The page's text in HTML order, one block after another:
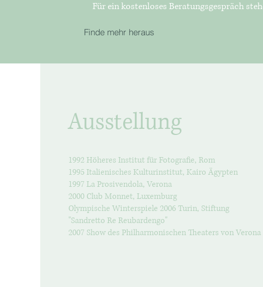
Für ein kostenloses Beratungsgespräch
Finde mehr heraus
Ausstellung
1992 Höheres Institut für Fotografie, Rom
1995 Italienisches Kulturinstitut, Kairo Ägypten
1997 La Prosivendola, Verona
2000 Club Monnet, Luxemburg
Olympische Winterspiele 2006 Turin, Stiftung
"Sandretto Re Reubardengo"
2007 Show des Philharmonischen Theaters von Verona